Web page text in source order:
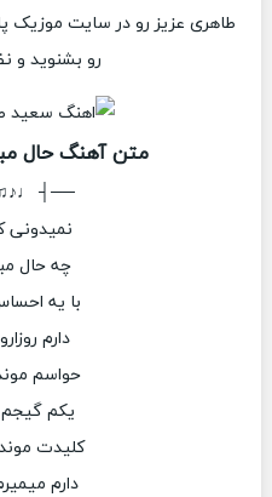
طاهری عزیز رو در سایت موزیک
رو بشنوید و
متن آهنگ حال
├──
نمیدونی
چه حال
با یه
دارم
حواسم
یکم
کلیدت
دارم